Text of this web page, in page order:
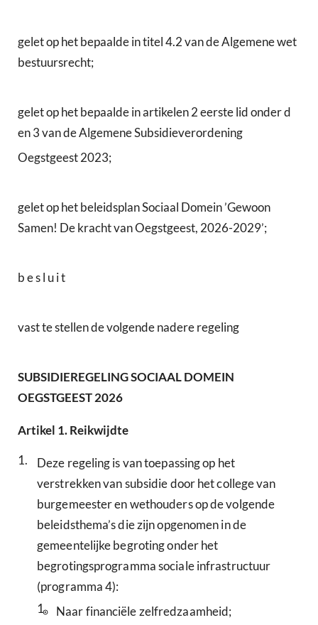
gelet op het bepaalde in titel 4.2 van de Algemene wet
bestuursrecht;
gelet op het bepaalde in artikelen 2 eerste lid onder d
en 3 van de Algemene Subsidieverordening
Oegstgeest 2023;
gelet op het beleidsplan Sociaal Domein ’Gewoon
Samen! De kracht van Oegstgeest, 2026-2029’;
b e s l u i t
vast te stellen de volgende nadere regeling
SUBSIDIEREGELING SOCIAAL DOMEIN
OEGSTGEEST 2026
Artikel 1.Reikwijdte
1.
Deze regeling is van toepassing op het
verstrekken van subsidie door het college van
burgemeester en wethouders op de volgende
beleidsthema’s die zijn opgenomen in de
gemeentelijke begroting onder het
begrotingsprogramma sociale infrastructuur
(programma 4):
1.
Naar financiële zelfredzaamheid;